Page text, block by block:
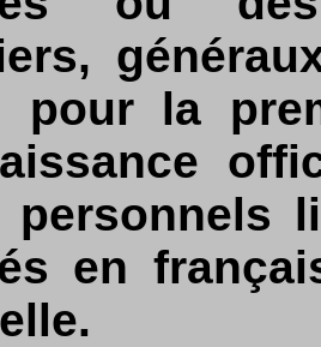
pour la
personnels
en